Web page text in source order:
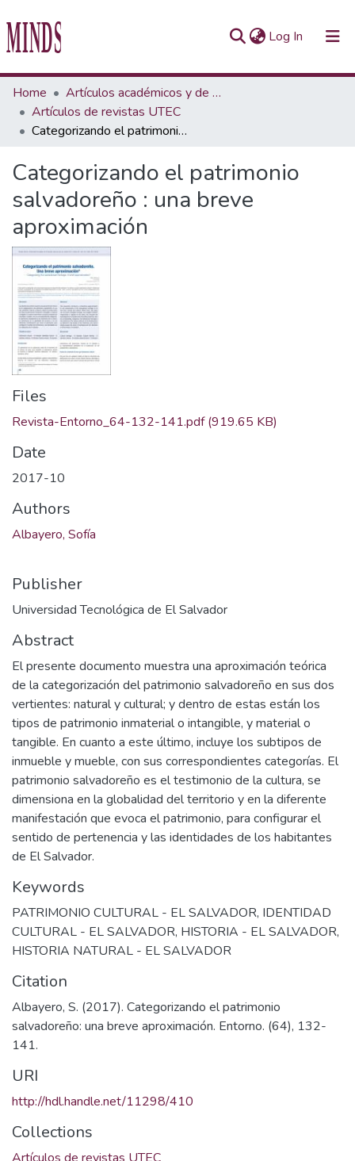
Log In (current)
Communities & Collections
All of Repository UTEC
Home
Artículos académicos y de opinión
Artículos de revistas UTEC
Categorizando el patrimonio salvadoreño : una breve aproximación
Categorizando el patrimonio
salvadoreño : una breve
aproximación
Files
Revista-Entorno_64-132-141.pdf(919.65 KB)
Date
2017-10
Authors
Albayero, Sofía
Publisher
Universidad Tecnológica de El Salvador
Abstract
El presente documento muestra una aproximación teórica
de la categorización del patrimonio salvadoreño en sus dos
vertientes: natural y cultural; y dentro de estas están los
tipos de patrimonio inmaterial o intangible, y material o
tangible. En cuanto a este último, incluye los subtipos de
inmueble y mueble, con sus correspondientes categorías. El
patrimonio salvadoreño es el testimonio de la cultura, se
dimensiona en la globalidad del territorio y en la diferente
manifestación que evoca el patrimonio, para configurar el
sentido de pertenencia y las identidades de los habitantes
de El Salvador.
Keywords
PATRIMONIO CULTURAL - EL SALVADOR, IDENTIDAD
CULTURAL - EL SALVADOR, HISTORIA - EL SALVADOR,
HISTORIA NATURAL - EL SALVADOR
Citation
Albayero, S. (2017). Categorizando el patrimonio
salvadoreño: una breve aproximación. Entorno. (64), 132-
141.
URI
http://hdl.handle.net/11298/410
Collections